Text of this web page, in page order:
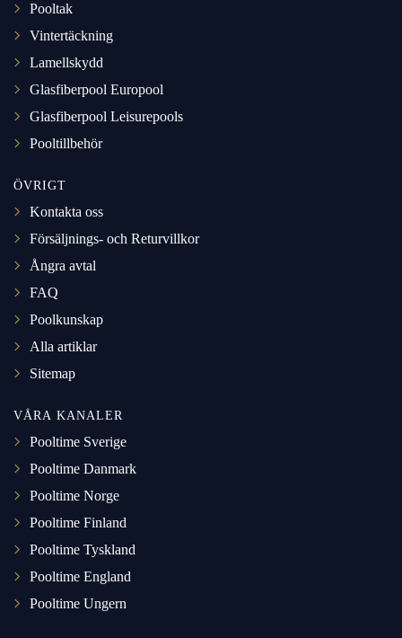
Pooltak
Vintertäckning
Lamellskydd
Glasfiberpool Europool
Glasfiberpool Leisurepools
Pooltillbehör
ÖVRIGT
Kontakta oss
Försäljnings- och Returvillkor
Ångra avtal
FAQ
Poolkunskap
Alla artiklar
Sitemap
VÅRA KANALER
Pooltime Sverige
Pooltime Danmark
Pooltime Norge
Pooltime Finland
Pooltime Tyskland
Pooltime England
Pooltime Ungern